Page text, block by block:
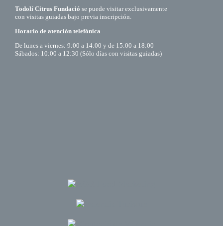
Todolí Citrus Fundació se puede visitar exclusivamente
con visitas guiadas bajo previa inscripción.
Horario de atención telefónica
De lunes a viernes: 9:00 a 14:00 y de 15:00 a 18:00
Sábados: 10:00 a 12:30 (Sólo días con visitas guiadas)